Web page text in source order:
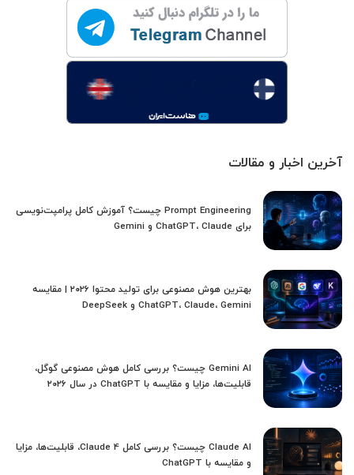
آخرین اخبار و مقالات
Prompt Engineering چیست؟ آموزش کامل پرامپت‌نویسی
برای ChatGPT، Claude و Gemini
بهترین هوش مصنوعی برای تولید محتوا ۲۰۲۶ | مقایسه
ChatGPT، Claude، Gemini و DeepSeek
Gemini AI چیست؟ بررسی کامل هوش مصنوعی گوگل،
قابلیت‌ها، مزایا و مقایسه با ChatGPT در سال ۲۰۲۶
Claude AI چیست؟ بررسی کامل Claude 4، قابلیت‌ها، مزایا
و مقایسه با ChatGPT